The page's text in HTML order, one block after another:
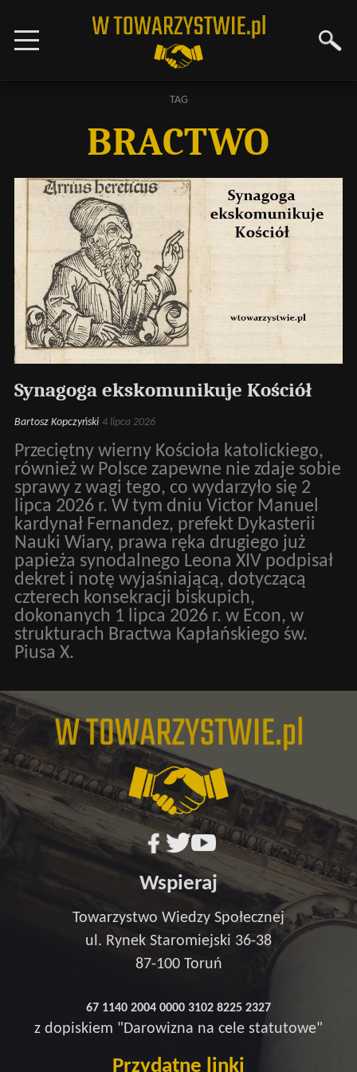
TAG
BRACTWO
Synagoga ekskomunikuje Kościół
Bartosz Kopczyński 4 lipca 2026
Przeciętny wierny Kościoła katolickiego,
również w Polsce zapewne nie zdaje sobie
sprawy z wagi tego, co wydarzyło się 2
lipca 2026 r. W tym dniu Victor Manuel
kardynał Fernandez, prefekt Dykasterii
Nauki Wiary, prawa ręka drugiego już
papieża synodalnego Leona XIV podpisał
dekret i notę wyjaśniającą, dotyczącą
czterech konsekracji biskupich,
dokonanych 1 lipca 2026 r. w Econ, w
strukturach Bractwa Kapłańskiego św.
Piusa X.
Wspieraj
Towarzystwo Wiedzy Społecznej
ul. Rynek Staromiejski 36-38
87-100 Toruń
67 1140 2004 0000 3102 8225 2327
z dopiskiem "Darowizna na cele statutowe"
Przydatne linki